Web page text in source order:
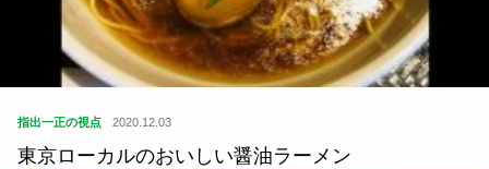
指出一正の視点 2020.12.03
東京ローカルのおいしい醤油ラーメン